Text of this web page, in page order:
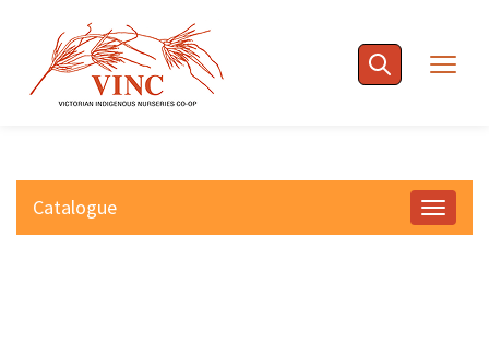
content
Catalogue
Toggle